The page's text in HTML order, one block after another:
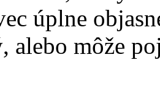
úplne
alebo môže